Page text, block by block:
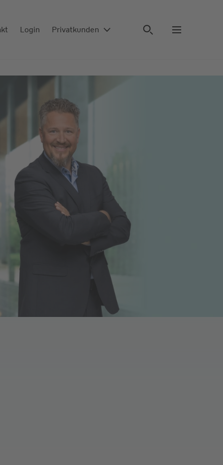
Login Privatkunden